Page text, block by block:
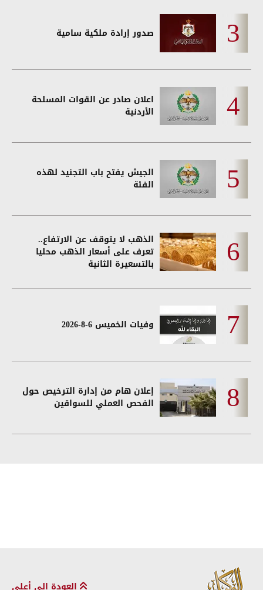
صدور إرادة ملكية سامية
اعلان صادر عن القوات المسلحة
الأردنية
الجيش يفتح باب التجنيد لهذه
الفئة
الذهب لا يتوقف عن الارتفاع..
تعرف على أسعار الذهب محليا
بالتسعيرة الثانية
وفيات الخميس 6-8-2026
إعلان هام من إدارة الترخيص حول
الفحص العملي للسواقين
العودة إلى أعلى